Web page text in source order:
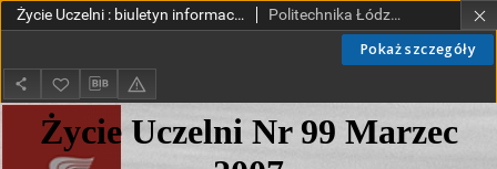
Pokaż szczegóły
Życie Uczelni : biuletyn informacyjny Politechniki Łódzkiej nr 99 (2007) [HTML] Politechnika Łódzka.